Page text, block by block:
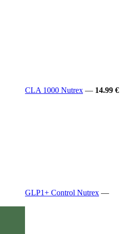
CLA 1000 Nutrex — 14.99 €
GLP1+ Control Nutrex —